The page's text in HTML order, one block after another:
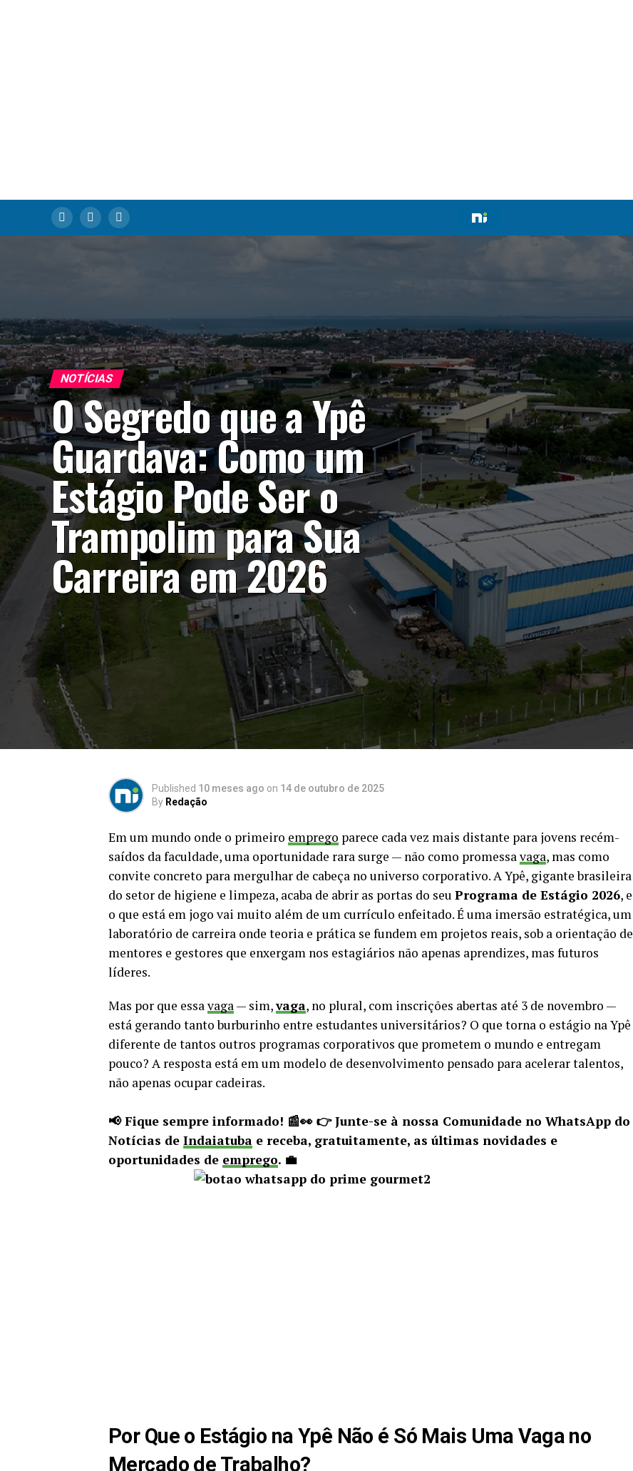
NOTÍCIAS
O Segredo que a Ypê
Guardava: Como um
Estágio Pode Ser o
Trampolim para Sua
Carreira em 2026
Published 10 meses ago on 14 de outubro de 2025
By Redação
Em um mundo onde o primeiro emprego parece cada vez mais distante para jovens recém-
saídos da faculdade, uma oportunidade rara surge — não como promessavaga, mas como
convite concreto para mergulhar de cabeça no universo corporativo. A Ypê, gigante brasileira
do setor de higiene e limpeza, acaba de abrir as portas do seu Programa de Estágio 2026, e
o que está em jogo vai muito além de um currículo enfeitado. É uma imersão estratégica, um
laboratório de carreira onde teoria e prática se fundem em projetos reais, sob a orientação de
mentores e gestores que enxergam nos estagiários não apenas aprendizes, mas futuros
líderes.
Mas por que essavaga— sim,vaga, no plural, com inscrições abertas até 3 de novembro —
está gerando tanto burburinho entre estudantes universitários? O que torna o estágio na Ypê
diferente de tantos outros programas corporativos que prometem o mundo e entregam
pouco? A resposta está em um modelo de desenvolvimento pensado para acelerar talentos,
não apenas ocupar cadeiras.
📢 Fique sempre informado! 📰👀 👉 Junte-se à nossa Comunidade no WhatsApp do
Notícias de Indaiatuba e receba, gratuitamente, as últimas novidades e
oportunidades de emprego. 💼
Por Que o Estágio na Ypê Não é Só Mais Uma Vaga no
Mercado de Trabalho?